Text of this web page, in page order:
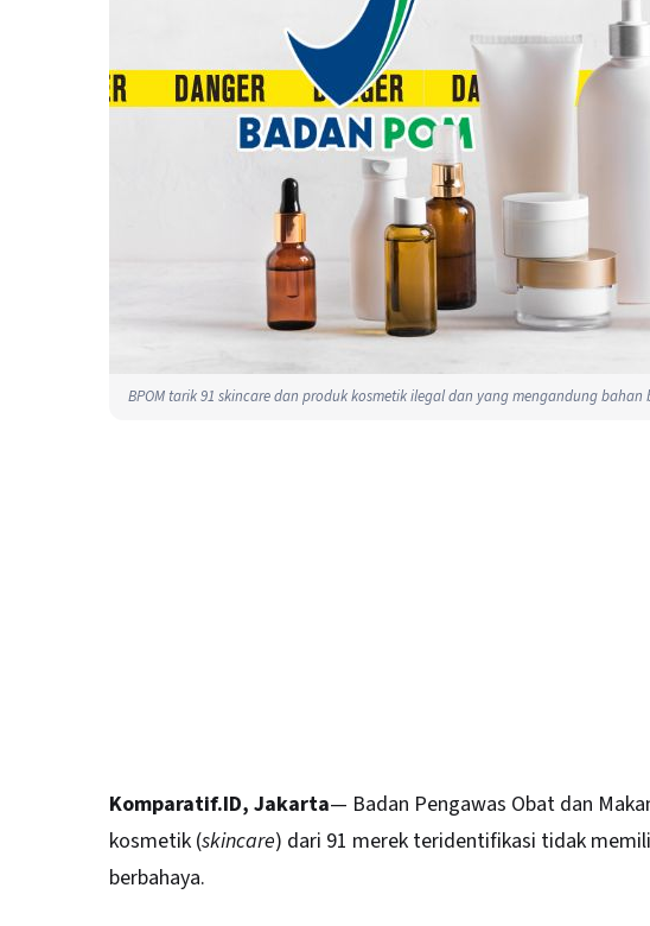
BPOM tarik 91 skincare dan produk kosmetik ilegal dan yang mengandung
Komparatif.ID, Jakarta— Badan Pengawas Obat dan
kosmetik (skincare) dari 91 merek teridentifikasi tidak
berbahaya.